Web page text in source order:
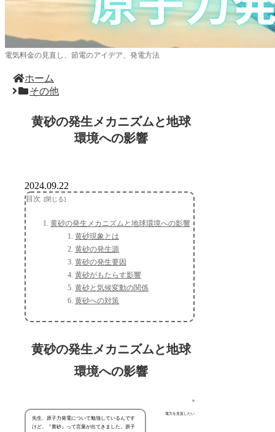
電気料金の見直し、節電のアイデア、発電方法
ホーム
その他
黄砂の発生メカニズムと地球
環境への影響
2024.09.22
目次
黄砂の発生メカニズムと地球環境への影響
黄砂現象とは
黄砂の発生源
黄砂の発生要因
黄砂がもたらす影響
黄砂と気候変動の関係
黄砂への対策
黄砂の発生メカニズムと地球
環境への影響
電力を見直したい
先生、原子力発電について勉強しているんです
けど、『黄砂』って言葉が出てきました。原子